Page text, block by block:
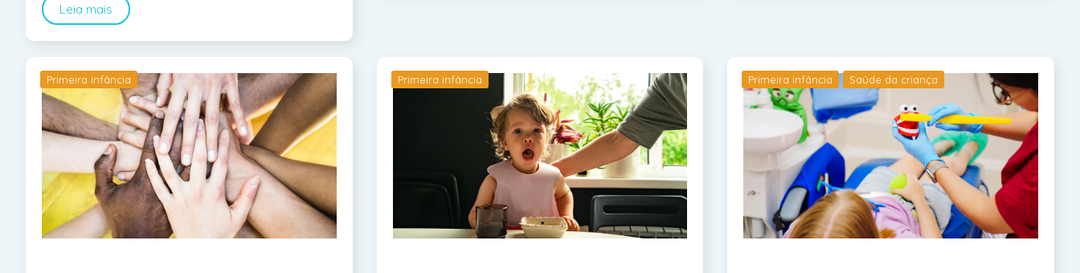
Leia mais
Primeira infância Primeira infância Primeira infância Saúde da criança